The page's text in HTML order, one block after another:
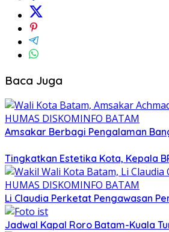
Baca Juga
Amsakar Berbagi Pengalaman
Tingkatkan Estetika Kota, Kepala
Li Claudia Perketat Pengawasan
Jadwal Kapal Roro Batam-Kuala